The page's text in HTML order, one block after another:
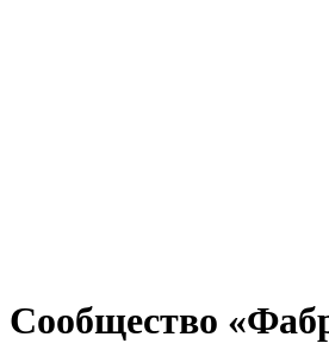
Сообщество